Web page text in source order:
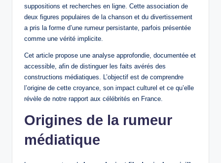
suppositions et recherches en ligne. Cette association de
deux figures populaires de la chanson et du divertissement
a pris la forme d’une rumeur persistante, parfois présentée
comme une vérité implicite.
Cet article propose une analyse approfondie, documentée et
accessible, afin de distinguer les faits avérés des
constructions médiatiques. L’objectif est de comprendre
l’origine de cette croyance, son impact culturel et ce qu’elle
révèle de notre rapport aux célébrités en France.
Origines de la rumeur
médiatique